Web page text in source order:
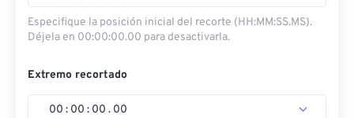
Especifique la posición inicial del recorte (HH:MM:SS.MS).
Déjela en 00:00:00.00 para desactivarla.
Extremo recortado
00 : 00 : 00 . 00